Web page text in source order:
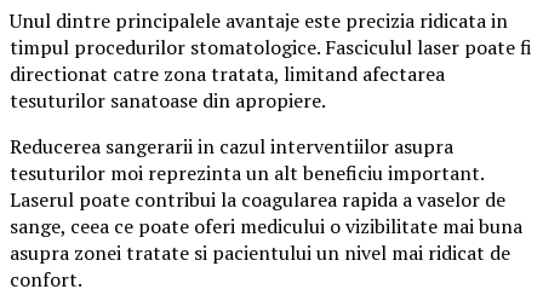
Unul dintre principalele avantaje este precizia ridicata in
timpul procedurilor stomatologice. Fasciculul laser poate fi
directionat catre zona tratata, limitand afectarea
tesuturilor sanatoase din apropiere.
Reducerea sangerarii in cazul interventiilor asupra
tesuturilor moi reprezinta un alt beneficiu important.
Laserul poate contribui la coagularea rapida a vaselor de
sange, ceea ce poate oferi medicului o vizibilitate mai buna
asupra zonei tratate si pacientului un nivel mai ridicat de
confort.